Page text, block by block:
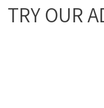
TRY OUR